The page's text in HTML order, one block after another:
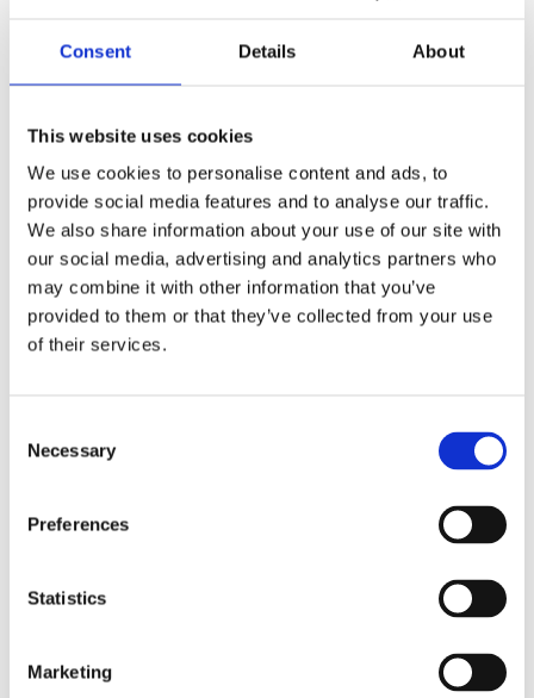
Consent Details About
This website uses cookies
We use cookies to personalise content and ads, to
provide social media features and to analyse our traffic.
We also share information about your use of our site with
our social media, advertising and analytics partners who
may combine it with other information that you’ve
provided to them or that they’ve collected from your use
of their services.
Selection
Necessary
Preferences
Statistics
Marketing
10
25
75
DONATION FREQUENCY
Una Volta
Mensile
2. CONSENSI
resa ai sensi dell’art. 13 del GDPR e della normativa nazionale
per la gestione della iniziativa promossa dall’Associazione, compreso l’invio di